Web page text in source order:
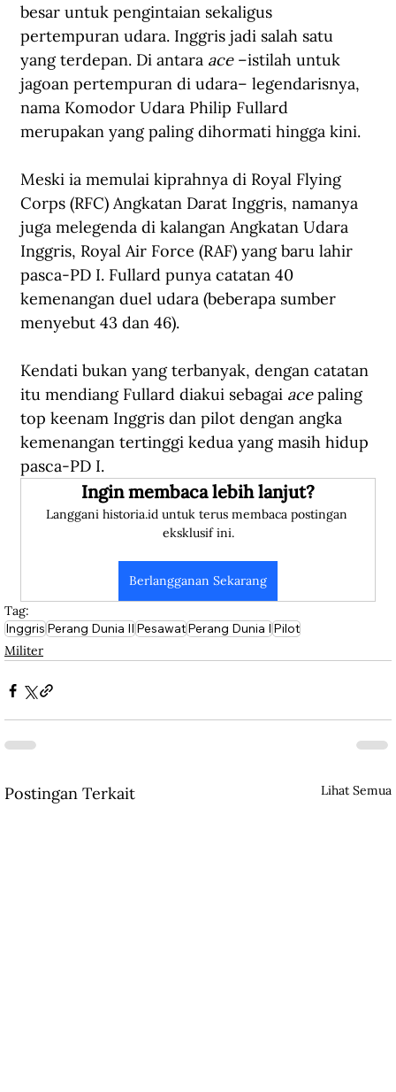
besar untuk pengintaian sekaligus
pertempuran udara. Inggris jadi salah satu
yang terdepan. Di antara ace –istilah untuk
jagoan pertempuran di udara– legendarisnya,
nama Komodor Udara Philip Fullard
merupakan yang paling dihormati hingga kini.
Meski ia memulai kiprahnya di Royal Flying
Corps (RFC) Angkatan Darat Inggris, namanya
juga melegenda di kalangan Angkatan Udara
Inggris, Royal Air Force (RAF) yang baru lahir
pasca-PD I. Fullard punya catatan 40
kemenangan duel udara (beberapa sumber
menyebut 43 dan 46).
Kendati bukan yang terbanyak, dengan catatan
itu mendiang Fullard diakui sebagai ace paling
top keenam Inggris dan pilot dengan angka
kemenangan tertinggi kedua yang masih hidup
pasca-PD I.
Ingin membaca lebih lanjut?
Langgani historia.id untuk terus membaca postingan
eksklusif ini.
Berlangganan Sekarang
Tag:
InggrisPerang Dunia IIPesawatPerang Dunia IPilot
Militer
Postingan Terkait Lihat Semua